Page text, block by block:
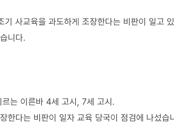
사교육을 과도하게 조장한다는 비판이 일고
니다.
는 이른바 4세 고시, 7세 고시.
한다는 비판이 일자 교육 당국이 점검에 나섰습